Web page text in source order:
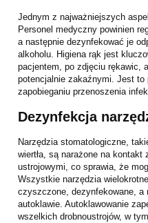
Jednym z najważniejszych
Personel medyczny powinien
a następnie dezynfekować je
alkoholu. Higiena rąk jest
pacjentem, po zdjęciu rękawic,
potencjalnie zakaźnymi. Jest
zapobieganiu przenoszenia
Dezynfekcja
Narzędzia stomatologiczne,
wiertła, są narażone na kontakt
ustrojowymi, co sprawia, że
Wszystkie narzędzia
czyszczone, dezynfekowane, a
autoklawie. Autoklawowanie
wszelkich drobnoustrojów, w